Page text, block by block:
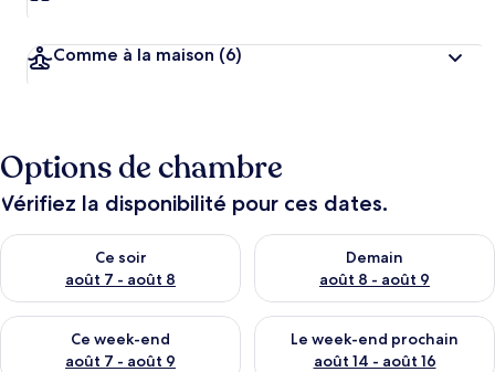
Comme à la maison (6)
Options de chambre
Vérifiez la disponibilité pour ces dates.
Ce soir
août 7 - août 8
Vérifier la disponibilité pour ce soir août 7 - août 8
Demain
août 8 - août 9
Vérifier la disponibilité pour
Ce week-end
août 7 - août 9
Vérifier la disponibilité pour ce week-end août 7 - août 9
Le week-end prochain
août 14 - août 16
Vérifier la disponibilité pour